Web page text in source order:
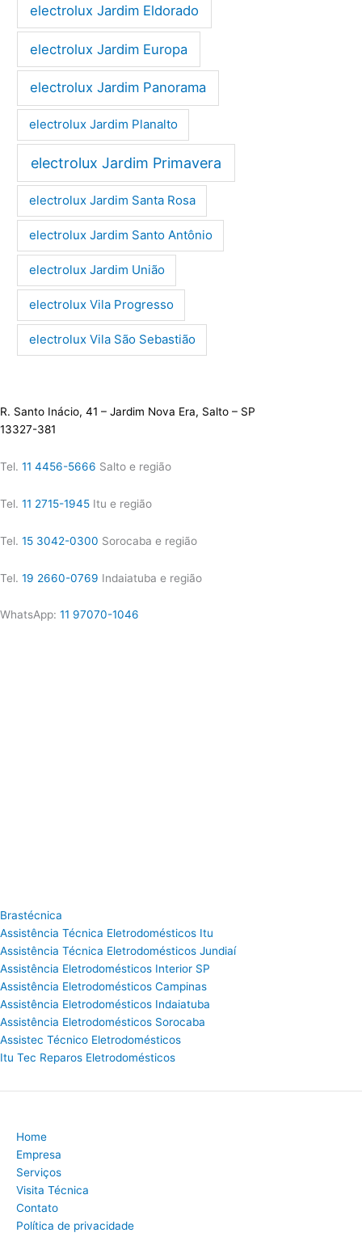
electrolux Jardim Eldorado
electrolux Jardim Europa
electrolux Jardim Panorama
electrolux Jardim Planalto
electrolux Jardim Primavera
electrolux Jardim Santa Rosa
electrolux Jardim Santo Antônio
electrolux Jardim União
electrolux Vila Progresso
electrolux Vila São Sebastião
R. Santo Inácio, 41 – Jardim Nova Era, Salto – SP
13327-381
Tel. 11 4456-5666 Salto e região
Tel. 11 2715-1945 Itu e região
Tel. 15 3042-0300 Sorocaba e região
Tel. 19 2660-0769 Indaiatuba e região
WhatsApp: 11 97070-1046
Brastécnica
Assistência Técnica Eletrodomésticos Itu
Assistência Técnica Eletrodomésticos Jundiaí
Assistência Eletrodomésticos Interior SP
Assistência Eletrodomésticos Campinas
Assistência Eletrodomésticos Indaiatuba
Assistência Eletrodomésticos Sorocaba
Assistec Técnico Eletrodomésticos
Itu Tec Reparos Eletrodomésticos
Home
Empresa
Serviços
Visita Técnica
Contato
Política de privacidade